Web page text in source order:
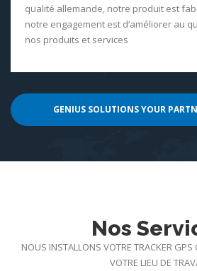
qualité allemande, notre produit est
notre engagement est d‘améliorer au
nos produits et services
GENIUS SOLUTIONS YOUR
Nos
NOUS INSTALLONS VOTRE TRACKER
VOTRE LIEU DE